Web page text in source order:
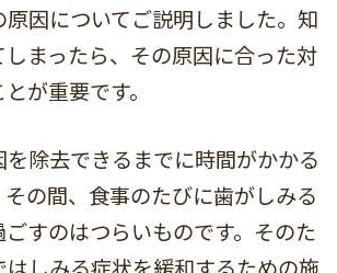
因についてご説明しました。知
まったら、その原因に合った対
が重要です。
を除去できるまでに時間がかかる
の間、食事のたびに歯がしみる
すのはつらいものです。そのた